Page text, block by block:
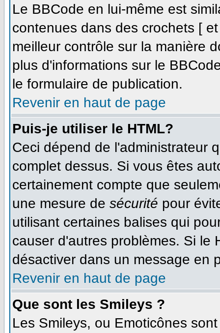
Le BBCode en lui-même est
contenues dans des crochets [
meilleur contrôle sur la manière
plus d'informations sur le
le formulaire de publication.
Revenir en haut de page
Puis-je utiliser le HTML?
Ceci dépend de l'administrateur
complet dessus. Si vous êtes
certainement compte que
une mesure de sécurité pour
utilisant certaines balises qui
causer d'autres problèmes. Si le
désactiver dans un message en
Revenir en haut de page
Que sont les Smileys ?
Les Smileys, ou Emoticônes